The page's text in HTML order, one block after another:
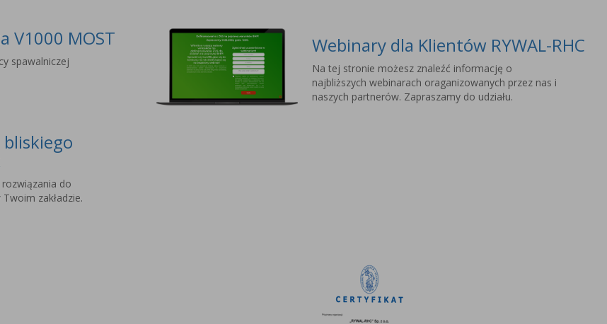
V1000 MOST
spawalniczej
do
zakładzie.
Webinary dla Klientów RYWAL-RHC
Na tej stronie możesz znaleźć informację o
najbliższych webinarach oraganizowanych przez nas i
naszych partnerów. Zapraszamy do udziału.